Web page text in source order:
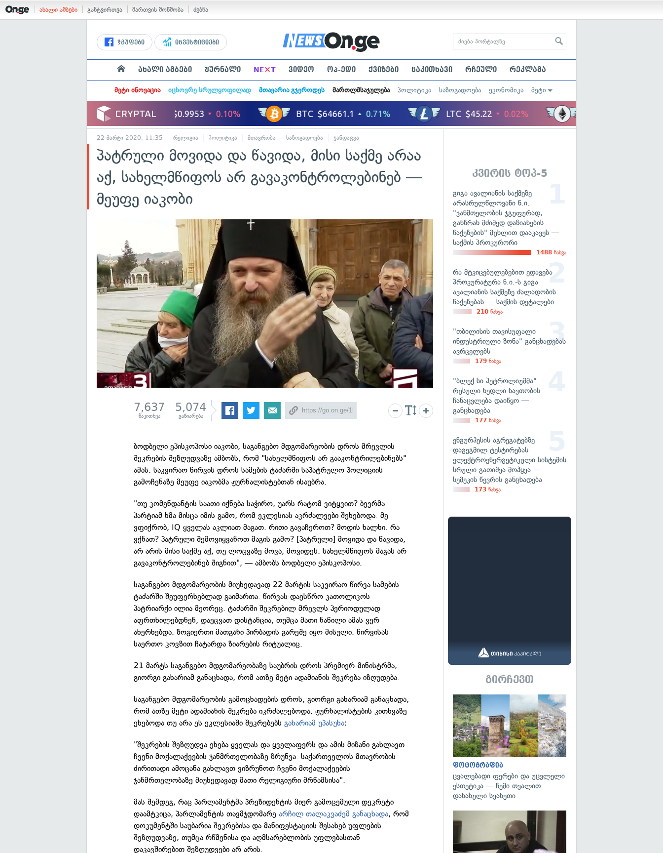
ახალი ამბები განტვირთვა მართვის მოწმობა ძებნა
ჯგუფები ინვესტიციები
ახალი ამბები ჟურნალი NE×T ვიდეო ოპ-ედი ქვიზები საკითხავი რჩეული რეკლამა
მეტი ინოვაცია იცხოვრე სრულყოფილად მთავარია გჯეროდეს მართლმსაჯულება პოლიტიკა საზოგადოება ეკონომიკა მეტი
22 მარტი 2020, 11:35 რელიგია პოლიტიკა მთავრობა საზოგადოება ჯანდაცვა
პატრული მოვიდა და წავიდა, მისი საქმე არაა
აქ, სახელმწიფოს არ გავაკონტროლებინებ —
მეუფე იაკობი
7,637
წაკითხვა
5,074
გაზიარება
ბოდბელი ეპისკოპოსი იაკობი, საგანგებო მდგომარეობის დროს მრევლის
შეკრების შეზღუდვაზე ამბობს, რომ "სახელმწიფოს არ გააკონტრილებინებს"
ამას. საკვირაო წირვის დროს სამების ტაძარში საპატრულო პოლიციის
გამოჩენაზე მეუფე იაკობმა ჟურნალისტებთან ისაუბრა.
"თუ კომენდანტის საათი იქნება საჭირო, უარს რატომ ვიტყვით? ბევრმა
პარტიამ ხმა მისცა იმის გამო, რომ ეკლესიას აკრძალვები შეხებოდა. მე
ვფიქრობ, IQ ყველას აკლიათ მაგათ. რითი გავაჩეროთ? მოდის ხალხი. რა
ვქნათ? პატრული შემოვიყვანოთ მაგის გამო? [პატრული] მოვიდა და წავიდა,
არ არის მისი საქმე აქ, თუ ლოცვაზე მოვა, მოვიდეს. სახელმწიფოს მაგას არ
გავაკონტროლებინებ შიგნით", — ამბობს ბოდბელი ეპისკოპოსი.
საგანგებო მდგომარეობის მიუხედავად 22 მარტის საკვირაო წირვა სამების
ტაძარში შეუფერხებლად გაიმართა. წირვას დაესწრო კათოლიკოს
პატრიარქი ილია მეორეც. ტაძარში შეკრებილ მრევლს პერიოდულად
აფრთხილებდნენ, დაეცვათ დისტანცია, თუმცა მათი ნაწილი ამას ვერ
ახერხებდა. ზოგიერთი მათგანი პირბადის გარეშე იყო მისული. წირვისას
საერთო კოვზით ჩატარდა ზიარების რიტუალიც.
21 მარტს საგანგებო მდგომარეობაზე საუბრის დროს პრემიერ-მინისტრმა,
გიორგი გახარიამ განაცხადა, რომ ათზე მეტი ადამიანის შეკრება იზღუდება.
საგანგებო მდგომარეობის გამოცხადების დროს, გიორგი გახარიამ განაცხადა,
რომ ათზე მეტი ადამიანის შეკრება იკრძალებოდა. ჟურნალისტების კითხვაზე
ეხებოდა თუ არა ეს ეკლესიაში შეკრებებსგახარიამ უპასუხა:
"შეკრების შეზღუდვა ეხება ყველას და ყველაფერს და ამის მიზანი გახლავთ
ჩვენი მოქალაქეების ჯანმრთელობაზე ზრუნვა. საქართველოს მთავრობის
ძირითადი ამოცანა გახლავთ ვიზრუნოთ ჩვენი მოქალაქეების
ჯანმრთელობაზე მიუხედავად მათი რელიგიური მრწამსისა".
მას შემდეგ, რაც პარლამენტმა პრეზიდენტის მიერ გამოცემული დეკრეტი
დაამტკიცა, პარლამენტის თავმჯდომარეარჩილ თალაკვაძემ განაცხადა, რომ
დოკუმენტში საუბარია შეკრებისა და მანიფესტაციის შესახებ უფლების
შეზღუდვაზე, თუმცა რწმენისა და აღმსარებლობის უფლებასთან
დაკავშირებით შეზღუდვები არ არის.
კვირის ტოპ-5
გიგა ავალიანის საქმეზე
არასრულწლოვანი ნ.ი.
"ჯანმთელობის ჯგუფურად,
განზრახ მძიმედ დაზიანების
წაქეზების" მუხლით დააკავეს —
საქმის პროკურორი
1488 ნახვა
რა მტკიცებულებებით ედავება
პროკურატურა ნ.ი.-ს გიგა
ავალიანის საქმეზე ძალადობის
წაქეზებას — საქმის დეტალები
210 ნახვა
"თბილისის თავისუფალი
ინდუსტრიული ზონა" განცხადებას
ავრცელებს
179 ნახვა
"ბლექ სი პეტროლიუმმა"
რუსული ნედლი ნავთობის
ჩანაცვლება დაიწყო —
განცხადება
177 ნახვა
ენგურჰესის აგრეგატებზე
დაგეგმილ ტესტირებას
ელექტროენერგეტიკული სისტემის
სრული გათიშვა მოჰყვა —
სემეკის წევრის განცხადება
173 ნახვა
გირჩევთ
ფოტოგრაფია
ცვალებადი ფერები და უცვლელი
ესთეტიკა — ჩემი თვალით
დანახული სვანეთი